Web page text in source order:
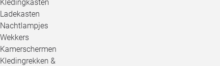
Kledingkasten
Ladekasten
Nachtlampjes
Wekkers
Kamerschermen
Kledingrekken &